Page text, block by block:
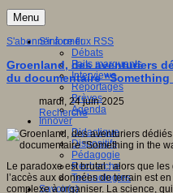
Menu
S'informer
Débats
Faits marquants
Interviews
Reportages
Brèves
Agenda
Innover
Didactique
Dispositifs
Pédagogie
Recherche
Technologies
Savoir(s)
S'abonner à ce flux RSS
Groenland, des aventuriers
du documentaire “Something
mardi, 24 juin 2025
Recherche
Le paradoxe est brutal : alors que
l’accès aux données de terrain est
complexe à organiser. La science,